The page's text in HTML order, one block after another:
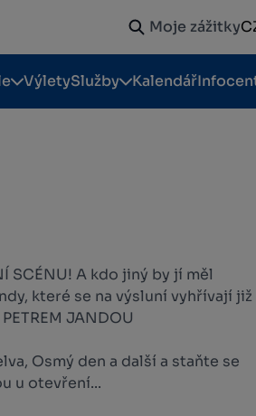
Moje zážitky
VýletySlužby Kalendář
SCÉNU! A kdo jiný by jí měl
které se na výsluní vyhřívají již
JANDOU
Osmý den a další a staňte se
u otevření...